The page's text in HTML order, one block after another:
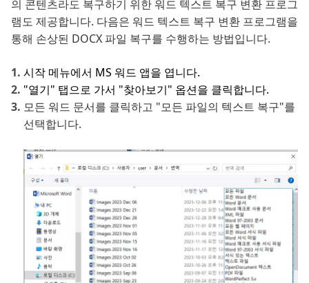
의 콘텐츠라도 복구하기 위한 워드 텍스트 복구 변환 프로그
램도 제공합니다. 다음은 워드 텍스트 복구 변환 프로그램을
통해 손상된 DOCX 파일 복구를 수행하는 방법입니다.
시작 메뉴에서 MS 워드 앱을 엽니다.
"열기" 탭으로 가서 "찾아보기" 옵션을 클릭합니다.
모든 워드 문서를 클릭하고 "모든 파일의 텍스트 복구"를
선택합니다.